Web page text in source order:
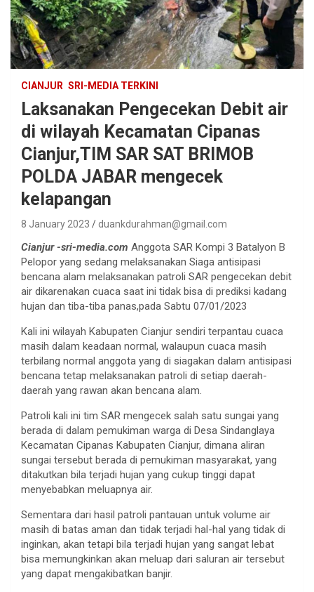
CIANJUR SRI-MEDIA TERKINI
Laksanakan Pengecekan Debit air
di wilayah Kecamatan Cipanas
Cianjur,TIM SAR SAT BRIMOB
POLDA JABAR mengecek
kelapangan
8 January 2023 duankdurahman@gmail.com
Cianjur -sri-media.com Anggota SAR Kompi 3 Batalyon B
Pelopor yang sedang melaksanakan Siaga antisipasi
bencana alam melaksanakan patroli SAR pengecekan debit
air dikarenakan cuaca saat ini tidak bisa di prediksi kadang
hujan dan tiba-tiba panas,pada Sabtu 07/01/2023
Kali ini wilayah Kabupaten Cianjur sendiri terpantau cuaca
masih dalam keadaan normal, walaupun cuaca masih
terbilang normal anggota yang di siagakan dalam antisipasi
bencana tetap melaksanakan patroli di setiap daerah-
daerah yang rawan akan bencana alam.
Patroli kali ini tim SAR mengecek salah satu sungai yang
berada di dalam pemukiman warga di Desa Sindanglaya
Kecamatan Cipanas Kabupaten Cianjur, dimana aliran
sungai tersebut berada di pemukiman masyarakat, yang
ditakutkan bila terjadi hujan yang cukup tinggi dapat
menyebabkan meluapnya air.
Sementara dari hasil patroli pantauan untuk volume air
masih di batas aman dan tidak terjadi hal-hal yang tidak di
inginkan, akan tetapi bila terjadi hujan yang sangat lebat
bisa memungkinkan akan meluap dari saluran air tersebut
yang dapat mengakibatkan banjir.